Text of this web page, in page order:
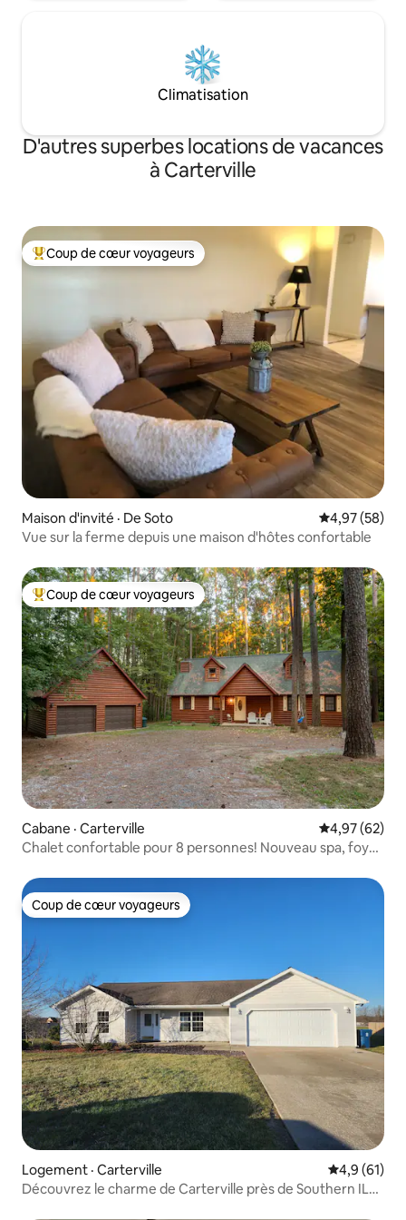
Climatisation
D'autres superbes locations de vacances
à Carterville
Coup de cœur voyageurs parmi les plus aimés
Coup de cœur voyageurs
Maison d'invité · De Soto Note
4,97 (58)
Vue sur la ferme depuis une maison d'hôtes confortable
Coup de cœur voyageurs parmi les plus aimés
Coup de cœur voyageurs
Cabane · Carterville Note
4,97 (62)
Chalet confortable pour 8 personnes! Nouveau spa, foyer
Coup de cœur voyageurs
Coup de cœur voyageurs
Logement · Carterville Note
4,9 (61)
Découvrez le charme de Carterville près de Southern IL